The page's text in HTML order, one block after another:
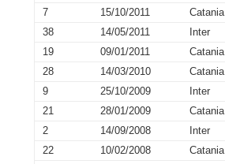
7
15/10/2011 Catania
38
14/05/2011 Inter
19
09/01/2011 Catania
28
14/03/2010 Catania
9
25/10/2009 Inter
21
28/01/2009 Catania
2
14/09/2008 Inter
22
10/02/2008 Catania